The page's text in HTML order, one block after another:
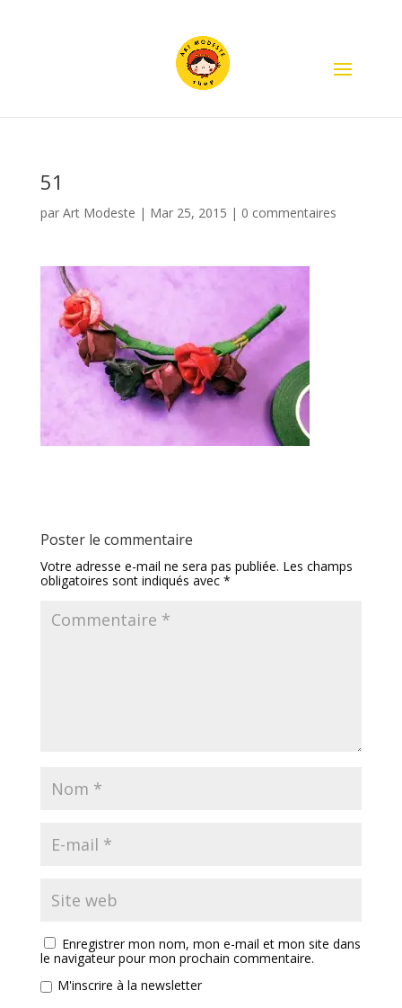
51
par Art Modeste | Mar 25, 2015 | 0 commentaires
Poster le commentaire
Votre adresse e-mail ne sera pas publiée. Les champs
obligatoires sont indiqués avec *
Enregistrer mon nom, mon e-mail et mon site dans
le navigateur pour mon prochain commentaire.
M'inscrire à la newsletter